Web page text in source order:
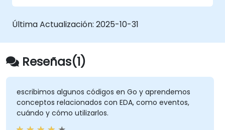
Última Actualización: 2025-10-31
Reseñas(1)
escribimos algunos códigos en Go y aprendemos
conceptos relacionados con EDA, como eventos,
cuándo y cómo utilizarlos.